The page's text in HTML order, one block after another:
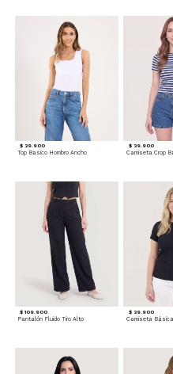
$ 39.900
Top Basico Hombro Ancho
$ 39.900
Camiseta Crop
$ 109.900
Pantalón Fluido Tiro Alto
$ 39.900